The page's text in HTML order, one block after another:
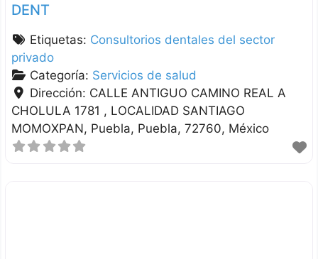
DENT
Etiquetas: Consultorios dentales del sector
privado
Categoría: Servicios de salud
Dirección: CALLE ANTIGUO CAMINO REAL A
CHOLULA 1781 , LOCALIDAD SANTIAGO
MOMOXPAN Puebla Puebla 72760 México